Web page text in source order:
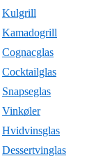
Kulgrill
Kamadogrill
Cognacglas
Cocktailglas
Snapseglas
Vinkøler
Hvidvinsglas
Dessertvinglas